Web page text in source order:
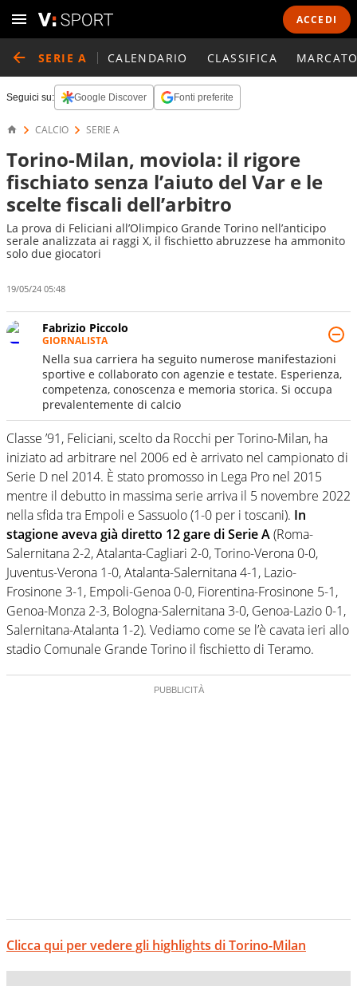
ACCEDI
SERIE A CALENDARIO CLASSIFICA
Seguici su: Google Discover Fonti preferite
CALCIO SERIE A
Torino-Milan, moviola: il rigore
fischiato senza l’aiuto del Var e le
scelte fiscali dell’arbitro
La prova di Feliciani all’Olimpico Grande Torino nell’anticipo
serale analizzata ai raggi X, il fischietto abruzzese ha ammonito
solo due giocatori
19/05/24 05:48
Fabrizio Piccolo
GIORNALISTA
Nella sua carriera ha seguito numerose manifestazioni
sportive e collaborato con agenzie e testate. Esperienza,
competenza, conoscenza e memoria storica. Si occupa
prevalentemente di calcio
Classe ’91, Feliciani, scelto da Rocchi per Torino-Milan, ha
iniziato ad arbitrare nel 2006 ed è arrivato nel campionato di
Serie D nel 2014. È stato promosso in Lega Pro nel 2015
mentre il debutto in massima serie arriva il 5 novembre 2022
nella sfida tra Empoli e Sassuolo (1-0 per i toscani). In
stagione aveva già diretto 12 gare di Serie A(Roma-
Salernitana 2-2, Atalanta-Cagliari 2-0, Torino-Verona 0-0,
Juventus-Verona 1-0, Atalanta-Salernitana 4-1, Lazio-
Frosinone 3-1, Empoli-Genoa 0-0, Fiorentina-Frosinone 5-1,
Genoa-Monza 2-3, Bologna-Salernitana 3-0, Genoa-Lazio 0-1,
Salernitana-Atalanta 1-2). Vediamo come se l’è cavata ieri allo
stadio Comunale Grande Torino il fischietto di Teramo.
Clicca qui per vedere gli highlights di Torino-Milan